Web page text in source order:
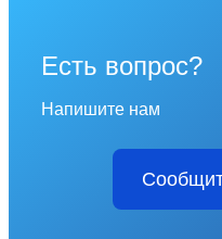
Есть вопрос?
Напишите нам